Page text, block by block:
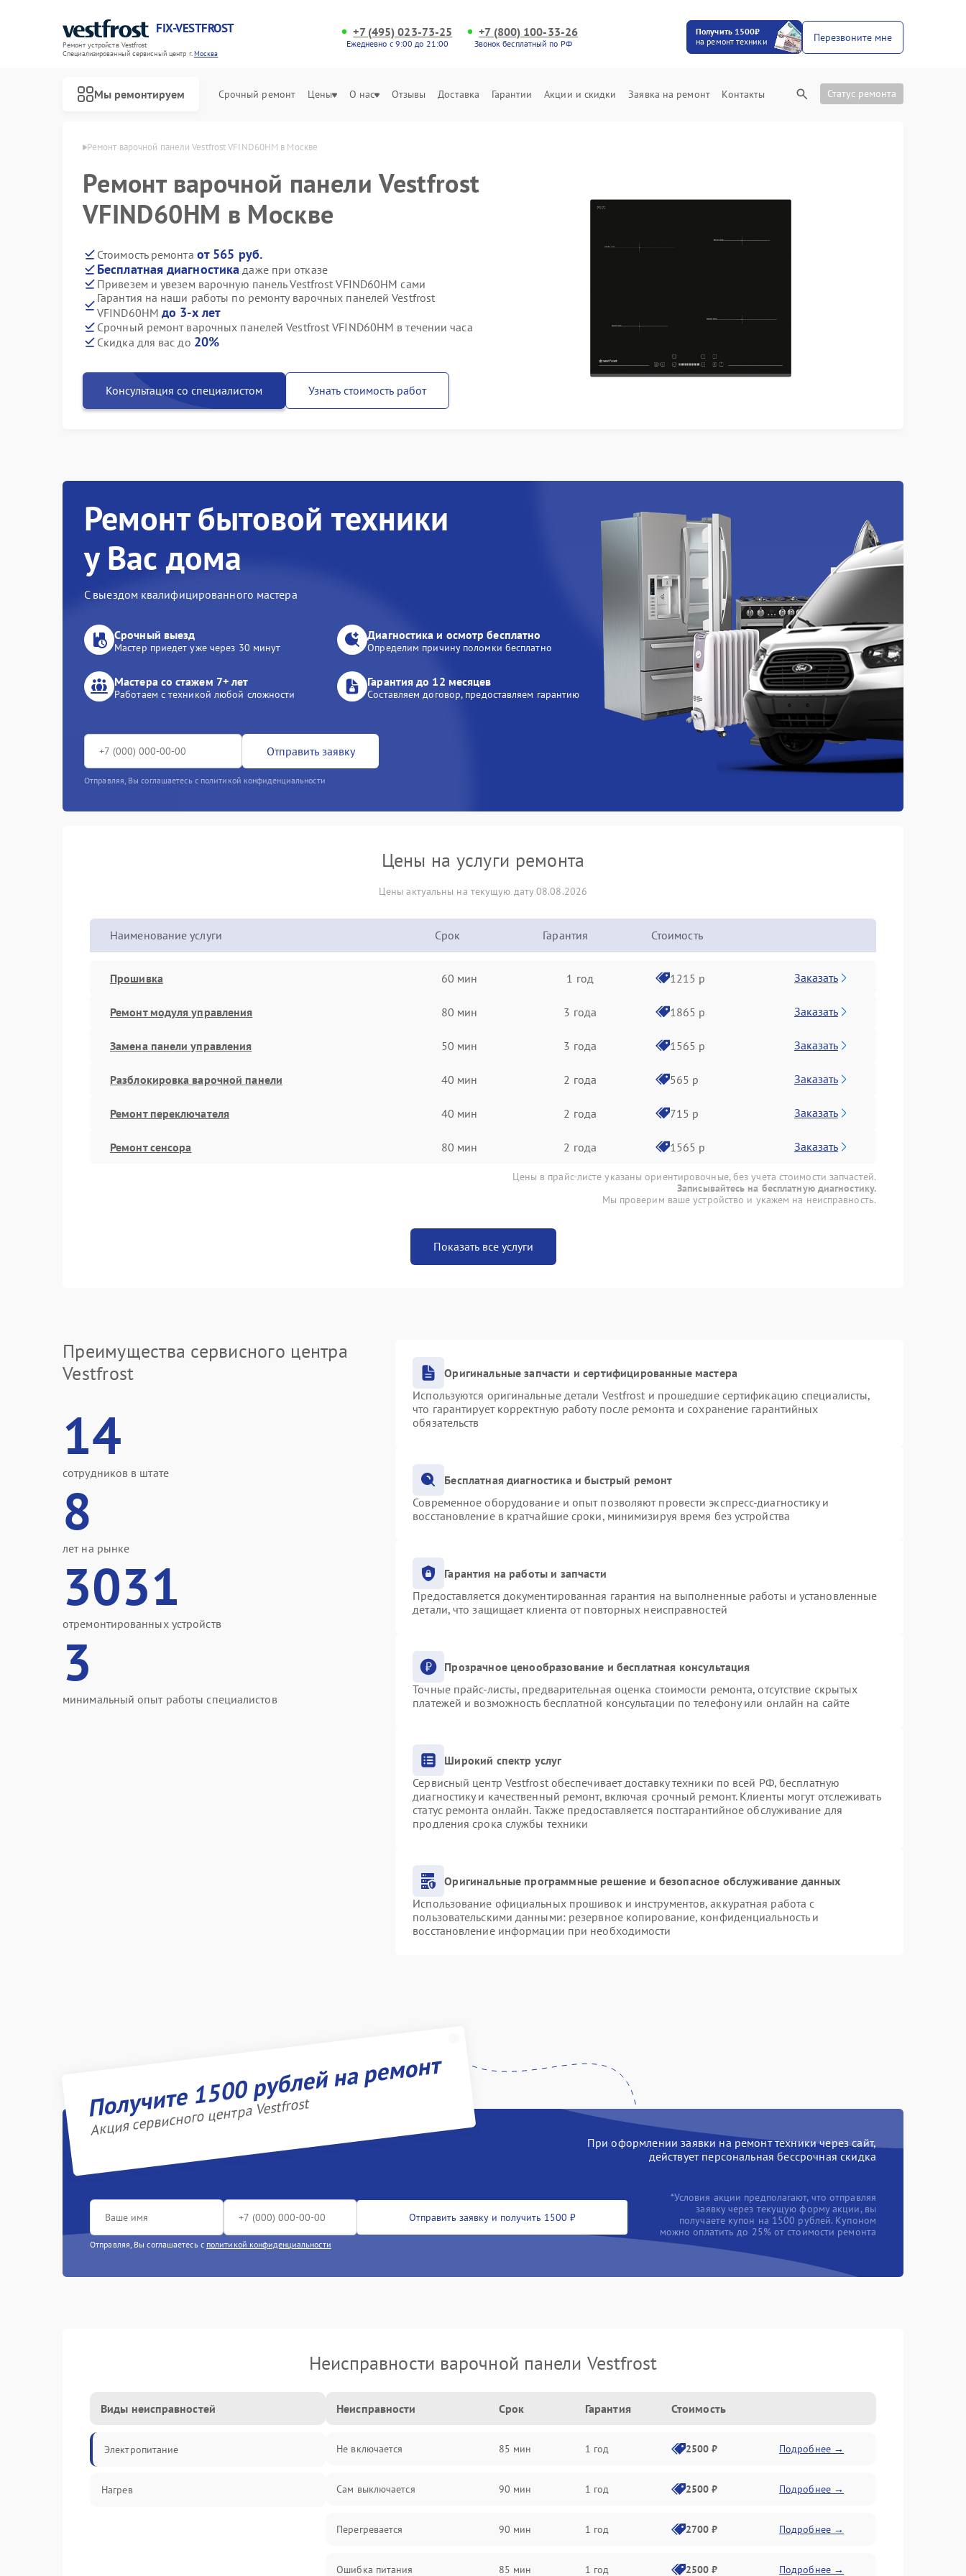
FIX-VESTFROST
Ремонт устройств Vestfrost
Специализированный cервисный центр г.Москва
+7 (495) 023-73-25
Ежедневно с 9:00 до 21:00
+7 (800) 100-33-26
Звонок бесплатный по РФ
Получить 1500₽
на ремонт техники
Перезвоните мне
Мы ремонтируем Срочный ремонт Цены О нас Отзывы Доставка Гарантии Акции и скидки Заявка на ремонт Контакты Статус ремонта
Ремонт варочной панели Vestfrost VFIND60HM в Москве
Ремонт варочной панели Vestfrost
VFIND60HM в Москве
Стоимость ремонта от 565 руб.
Бесплатная диагностика даже при отказе
Привезем и увезем варочную панель Vestfrost VFIND60HM сами
Гарантия на наши работы по ремонту варочных панелей Vestfrost
VFIND60HM до 3-х лет
Срочный ремонт варочных панелей Vestfrost VFIND60HM в течении часа
Скидка для вас до 20%
Консультация со специалистом Узнать стоимость работ
Ремонт бытовой техники
у Вас дома
С выездом квалифицированного мастера
Срочный выезд
Мастер приедет уже через 30 минут
Диагностика и осмотр бесплатно
Определим причину поломки бесплатно
Мастера со стажем 7+ лет
Работаем с техникой любой сложности
Гарантия до 12 месяцев
Составляем договор, предоставляем гарантию
Отправить заявку
Отправляя, Вы соглашаетесь с политикой конфиденциальности
Цены на услуги ремонта
Цены актуальны на текущую дату 08.08.2026
Наименование услуги Срок Гарантия Стоимость
Прошивка 60 мин 1 год 1215 р Заказать
Ремонт модуля управления 80 мин 3 года 1865 р Заказать
Замена панели управления 50 мин 3 года 1565 р Заказать
Разблокировка варочной панели 40 мин 2 года 565 р Заказать
Ремонт переключателя 40 мин 2 года 715 р Заказать
Ремонт сенсора 80 мин 2 года 1565 р Заказать
Цены в прайс-листе указаны ориентировочные, без учета стоимости запчастей.
Записывайтесь на бесплатную диагностику.
Мы проверим ваше устройство и укажем на неисправность.
Показать все услуги
Преимущества сервисного центра
Vestfrost
14
сотрудников в штате
8
лет на рынке
3031
отремонтированных устройств
3
минимальный опыт работы специалистов
Оригинальные запчасти и сертифицированные мастера
Используются оригинальные детали Vestfrost и прошедшие сертификацию специалисты,
что гарантирует корректную работу после ремонта и сохранение гарантийных
обязательств
Бесплатная диагностика и быстрый ремонт
Современное оборудование и опыт позволяют провести экспресс-диагностику и
восстановление в кратчайшие сроки, минимизируя время без устройства
Гарантия на работы и запчасти
Предоставляется документированная гарантия на выполненные работы и установленные
детали, что защищает клиента от повторных неисправностей
Прозрачное ценообразование и бесплатная консультация
Точные прайс-листы, предварительная оценка стоимости ремонта, отсутствие скрытых
платежей и возможность бесплатной консультации по телефону или онлайн на сайте
Широкий спектр услуг
Сервисный центр Vestfrost обеспечивает доставку техники по всей РФ, бесплатную
диагностику и качественный ремонт, включая срочный ремонт. Клиенты могут отслеживать
статус ремонта онлайн. Также предоставляется постгарантийное обслуживание для
продления срока службы техники
Оригинальные программные решение и безопасное обслуживание данных
Использование официальных прошивок и инструментов, аккуратная работа с
пользовательскими данными: резервное копирование, конфиденциальность и
восстановление информации при необходимости
Получите 1500 рублей на ремонт
Акция сервисного центра Vestfrost
При оформлении заявки на ремонт техники через сайт,
действует персональная бессрочная скидка
Отправить заявку и получить 1500 ₽
Отправляя, Вы соглашаетесь с политикой конфиденциальности
*Условия акции предполагают, что отправляя
заявку через текущую форму акции, вы
получаете купон на 1500 рублей. Купоном
можно оплатить до 25% от стоимости ремонта
Неисправности варочной панели Vestfrost
Виды неисправностей
Электропитание
Нагрев
Неисправности Срок Гарантия Стоимость
Не включается 85 мин 1 год 2500 ₽ Подробнее →
Сам выключается 90 мин 1 год 2500 ₽ Подробнее →
Перегревается 90 мин 1 год 2700 ₽ Подробнее →
Ошибка питания 85 мин 1 год 2500 ₽ Подробнее →